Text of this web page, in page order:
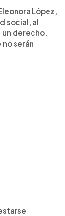
López,
social, al
un derecho.
serán